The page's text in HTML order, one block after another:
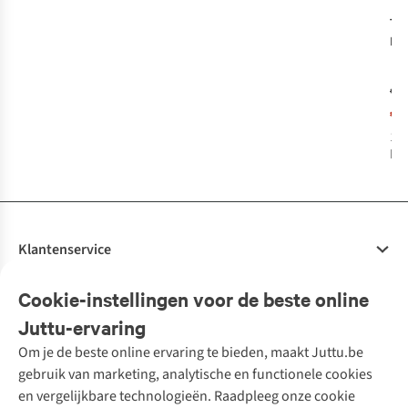
1
Cookie-instellingen voor de beste online
Juttu-ervaring
Om je de beste online ervaring te bieden, maakt Juttu.be
gebruik van marketing, analytische en functionele cookies
en vergelijkbare technologieën. Raadpleeg onze cookie
Klantenservice
Bestellen
Betalen
10% studentenkorting
Klarna - achteraf betalen
Levering
Onze diensten
Tweedehands - ReJUsed
Kledingatelier
Personal shopping
Juttu
Over ons